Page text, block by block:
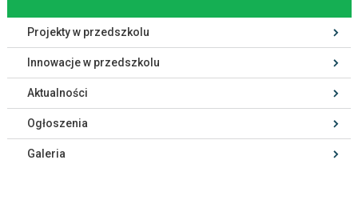
Projekty w przedszkolu
Innowacje w przedszkolu
Aktualności
Ogłoszenia
Galeria